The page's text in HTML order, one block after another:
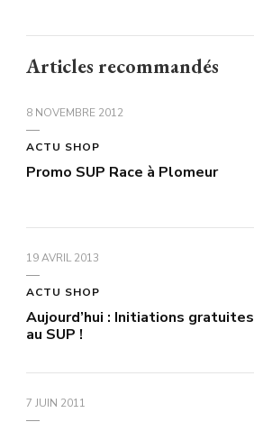
Articles recommandés
8 NOVEMBRE 2012
ACTU SHOP
Promo SUP Race à Plomeur
19 AVRIL 2013
ACTU SHOP
Aujourd’hui : Initiations gratuites
au SUP !
7 JUIN 2011